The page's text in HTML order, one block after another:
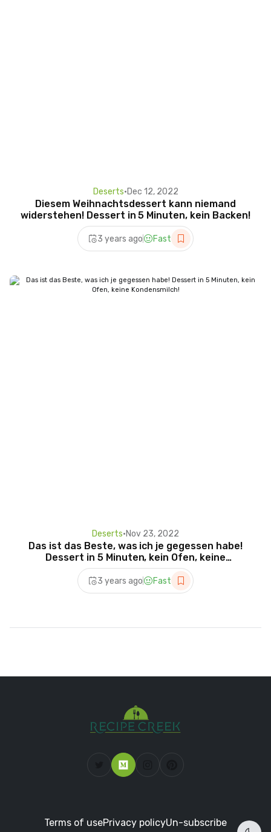
Deserts•Dec 12, 2022
Diesem Weihnachtsdessert kann niemand
widerstehen! Dessert in 5 Minuten, kein Backen!
3 years ago Fast
Deserts•Nov 23, 2022
Das ist das Beste, was ich je gegessen habe!
Dessert in 5 Minuten, kein Ofen, keine
Kondensmilch!
3 years ago Fast
Terms of usePrivacy policyUn-subscribe